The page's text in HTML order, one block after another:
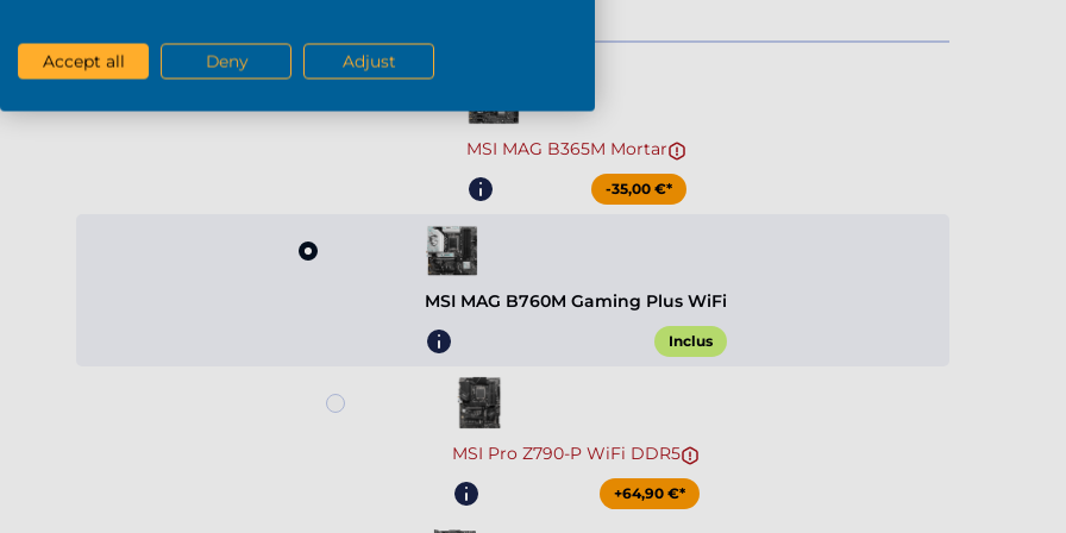
MSI MAG B365M Mortar
-35,00 €*
MSI MAG B760M Gaming Plus WiFi
Inclus
MSI Pro Z790-P WiFi DDR5
+64,90 €*
Accept all Deny Adjust